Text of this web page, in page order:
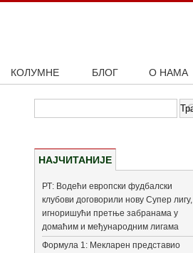
КОЛУМНЕ БЛОГ О НАМА
НАЈЧИТАНИЈЕ
РТ: Водећи европски фудбалски
клубови договорили нову Супер лигу,
игноришући претње забранама у
домаћим и међународним лигама
Формула 1: Мекларен представио